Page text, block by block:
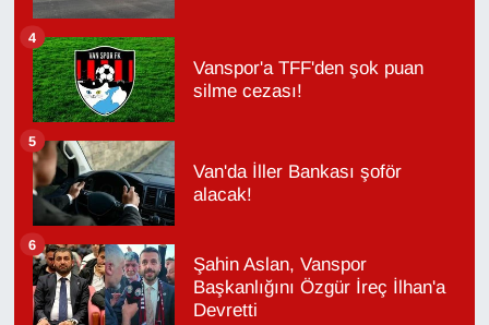
Vanspor'a TFF'den şok puan
silme cezası!
4
Van'da İller Bankası şoför
alacak!
5
Şahin Aslan, Vanspor
Başkanlığını Özgür İreç İlhan'a
Devretti
6